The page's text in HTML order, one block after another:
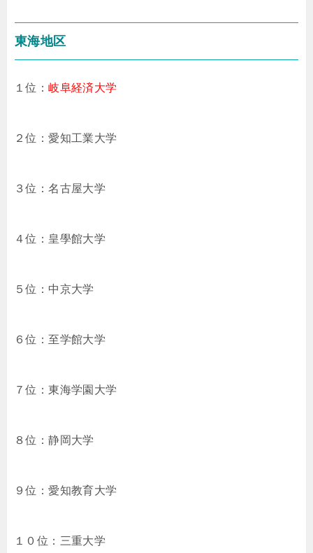
東海地区
１位：岐阜経済大学
２位：愛知工業大学
３位：名古屋大学
４位：皇學館大学
５位：中京大学
６位：至学館大学
７位：東海学園大学
８位：静岡大学
９位：愛知教育大学
１０位：三重大学